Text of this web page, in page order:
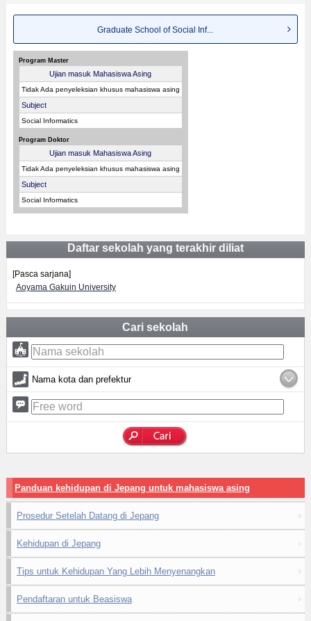
Graduate School of Social Inf...
Program Master
Ujian masuk Mahasiswa Asing
Tidak Ada penyeleksian khusus mahasiswa asing
Subject
Social Informatics
Program Doktor
Ujian masuk Mahasiswa Asing
Tidak Ada penyeleksian khusus mahasiswa asing
Subject
Social Informatics
Daftar sekolah yang terakhir diliat
[Pasca sarjana]
Aoyama Gakuin University
Cari sekolah
Nama kota dan prefektur
Panduan kehidupan di Jepang untuk mahasiswa asing
Prosedur Setelah Datang di Jepang
Kehidupan di Jepang
Tips untuk Kehidupan Yang Lebih Menyenangkan
Pendaftaran untuk Beasiswa